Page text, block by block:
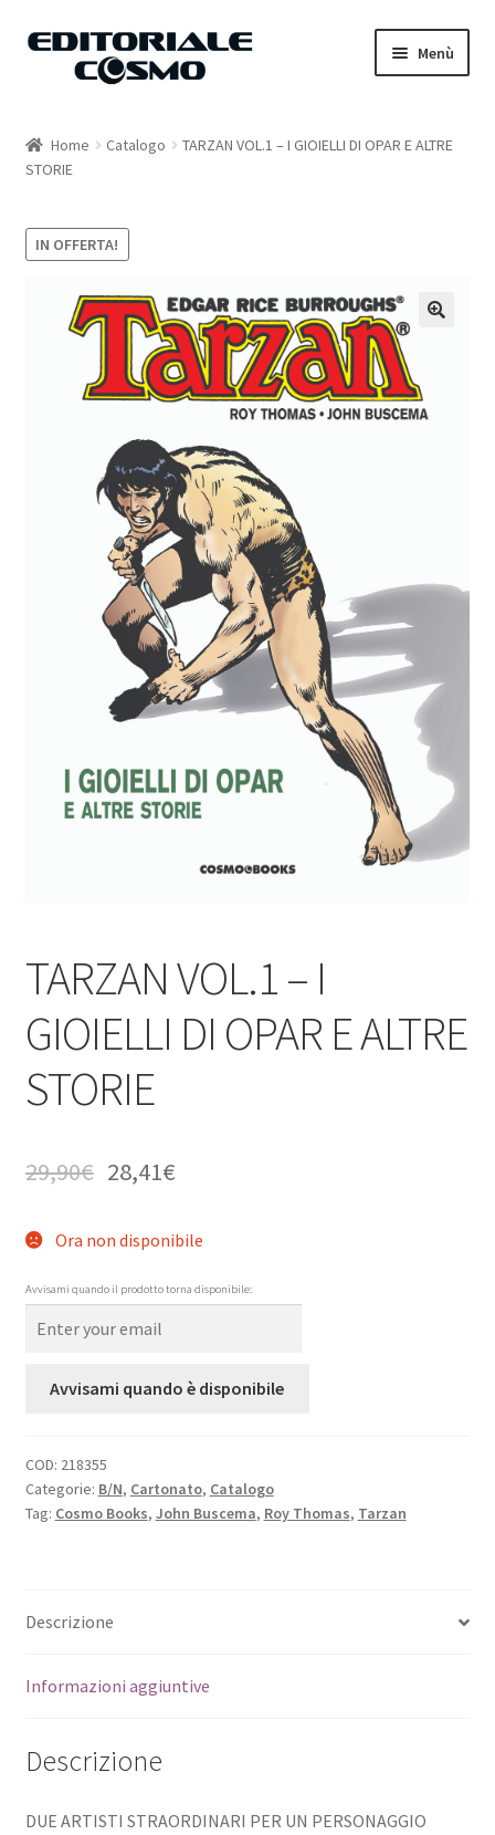
Vai
Vai
Menù
Catalogo
Carrello
Il mio account
Home Catalogo
TARZAN VOL.1 – I GIOIELLI DI OPAR E ALTRE
STORIE
IN OFFERTA!
TARZAN VOL.1 – I
GIOIELLI DI OPAR E ALTRE
STORIE
29,90€ 28,41€
Ora non disponibile
Avvisami quando il prodotto torna disponibile:
Avvisami quando è disponibile
COD: 218355
Categorie: B/N, Cartonato, Catalogo
Tag: Cosmo Books, John Buscema, Roy Thomas, Tarzan
Descrizione
Informazioni aggiuntive
Descrizione
DUE ARTISTI STRAORDINARI PER UN PERSONAGGIO